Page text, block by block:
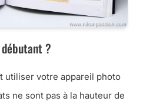
?
utiliser votre appareil photo
ne sont pas à la hauteur de